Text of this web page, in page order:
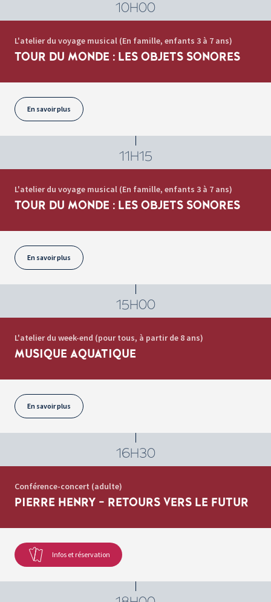
10H00
L'atelier du voyage musical (En famille, enfants 3 à 7 ans)
TOUR DU MONDE : LES OBJETS SONORES
En savoir plus
11H15
L'atelier du voyage musical (En famille, enfants 3 à 7 ans)
TOUR DU MONDE : LES OBJETS SONORES
En savoir plus
15H00
L'atelier du week-end (pour tous, à partir de 8 ans)
MUSIQUE AQUATIQUE
En savoir plus
16H30
Conférence-concert (adulte)
PIERRE HENRY - RETOURS VERS LE FUTUR
Infos et réservation